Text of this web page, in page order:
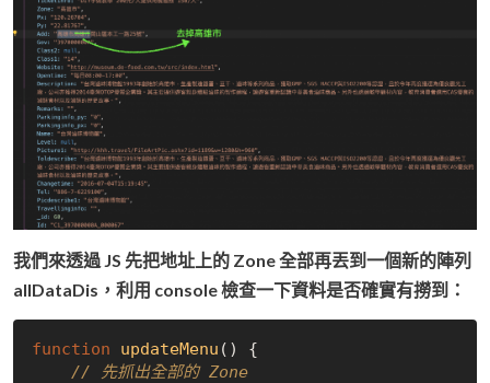
我們來透過 JS 先把地址上的 Zone 全部再丟到一個新的陣列
allDataDis，利用 console 檢查一下資料是否確實有撈到：
function updateMenu ( ) {
// 先抓出全部的 Zone